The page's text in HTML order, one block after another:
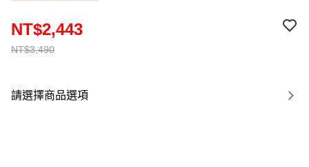
NT$3,490
NT$2,443
請選擇商品選項